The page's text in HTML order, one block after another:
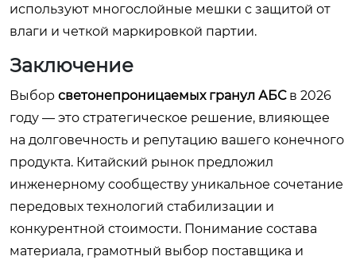
используют многослойные мешки с защитой от
влаги и четкой маркировкой партии.
Заключение
Выбор светонепроницаемых гранул АБСв 2026
году — это стратегическое решение, влияющее
на долговечность и репутацию вашего конечного
продукта. Китайский рынок предложил
инженерному сообществу уникальное сочетание
передовых технологий стабилизации и
конкурентной стоимости. Понимание состава
материала, грамотный выбор поставщика и